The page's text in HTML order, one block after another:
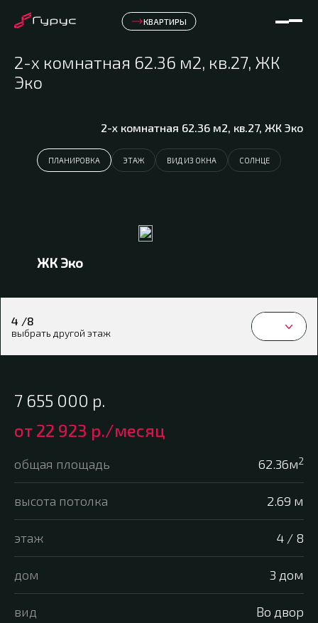
КВАРТИРЫ
2-х комнатная 62.36 м2, кв.27, ЖК
Эко
7 655 000 р.
от 22 923 р./месяц
общая площадь 62.36м2
высота потолка 2.69 м
этаж 4 / 8
дом 3 дом
вид Во двор
выбрать другой этаж
4 /8
2-х комнатная 62.36 м2, кв.27, ЖК Эко
ПЛАНИРОВКА ЭТАЖ ВИД ИЗ ОКНА СОЛНЦЕ
ЖК Эко